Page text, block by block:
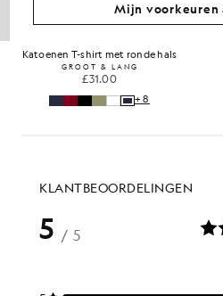
Katoenen T-shirt met ronde hals
GROOT & LANG
£31.00
+8
Mijn voorkeuren